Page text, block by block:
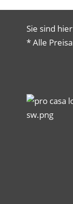
Sie sind
* Alle